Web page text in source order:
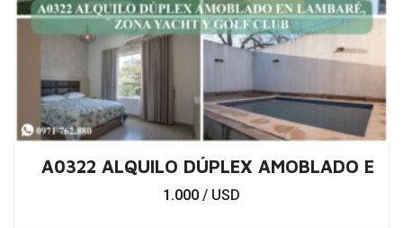
A0322 ALQUILO DÚPLEX AMOBLADO EN
1.000 / USD